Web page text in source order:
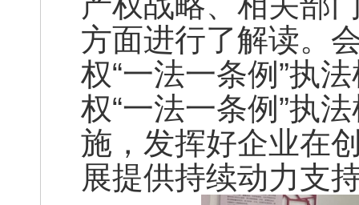
方面进行了解读。
权“一法一条例”执
权“一法一条例”执
施，发挥好企业在
展提供持续动力支